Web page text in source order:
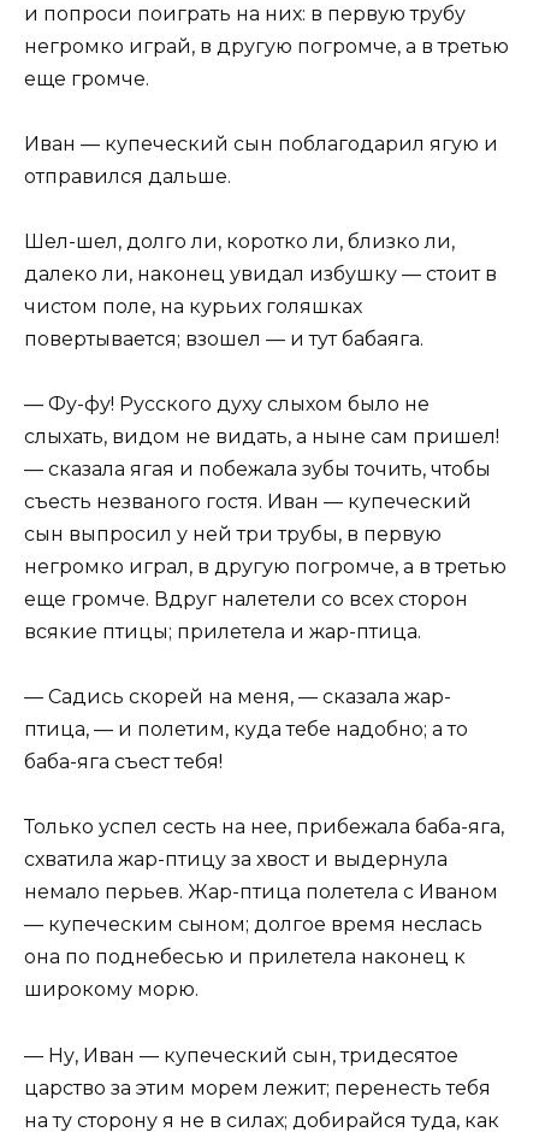
и попроси поиграть на них: в первую трубу
негромко играй, в другую погромче, а в третью
еще громче.
Иван — купеческий сын поблагодарил ягую и
отправился дальше.
Шел-шел, долго ли, коротко ли, близко ли,
далеко ли, наконец увидал избушку — стоит в
чистом поле, на курьих голяшках
повертывается; взошел — и тут бабаяга.
— Фу-фу! Русского духу слыхом было не
слыхать, видом не видать, а ныне сам пришел!
— сказала ягая и побежала зубы точить, чтобы
съесть незваного гостя. Иван — купеческий
сын выпросил у ней три трубы, в первую
негромко играл, в другую погромче, а в третью
еще громче. Вдруг налетели со всех сторон
всякие птицы; прилетела и жар-птица.
— Садись скорей на меня, — сказала жар-
птица, — и полетим, куда тебе надобно; а то
баба-яга съест тебя!
Только успел сесть на нее, прибежала баба-яга,
схватила жар-птицу за хвост и выдернула
немало перьев. Жар-птица полетела с Иваном
— купеческим сыном; долгое время неслась
она по поднебесью и прилетела наконец к
широкому морю.
— Ну, Иван — купеческий сын, тридесятое
царство за этим морем лежит; перенесть тебя
на ту сторону я не в силах; добирайся туда, как